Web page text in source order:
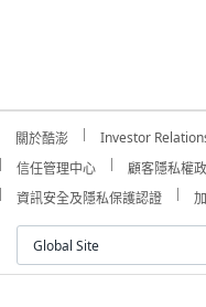
關於酷澎 Investor
信任管理中心
顧客隱私權
資訊安全及隱私保護認證
Global Site